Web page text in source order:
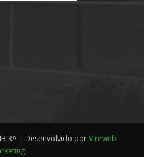
| Desenvolvido porVireweb